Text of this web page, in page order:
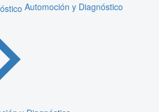
Automoción y Diagnóstico